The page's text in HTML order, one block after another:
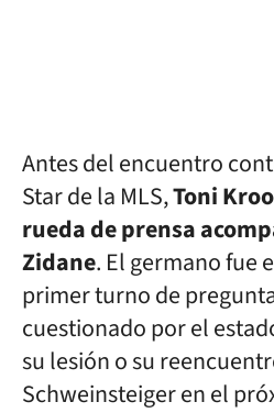
Antes del encuentro
Star de la MLS,Toni
rueda de prensa
Zidane. El germano fue
primer turno de
cuestionado por el
su lesión o su
Schweinsteiger en el